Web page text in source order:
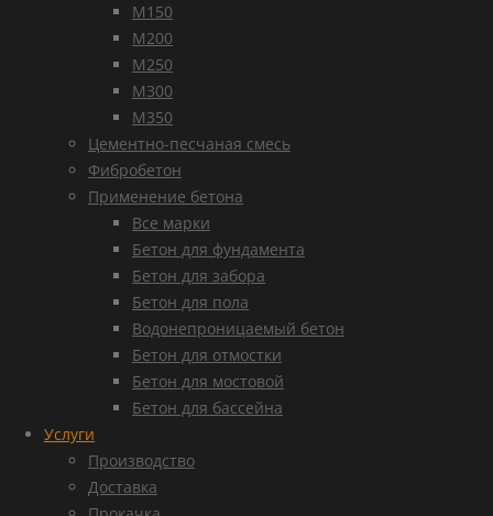
М150
М200
М250
М300
М350
Цементно-песчаная смесь
Фибробетон
Применение бетона
Все марки
Бетон для фундамента
Бетон для забора
Бетон для пола
Водонепроницаемый бетон
Бетон для отмостки
Бетон для мостовой
Бетон для бассейна
Услуги
Производство
Доставка